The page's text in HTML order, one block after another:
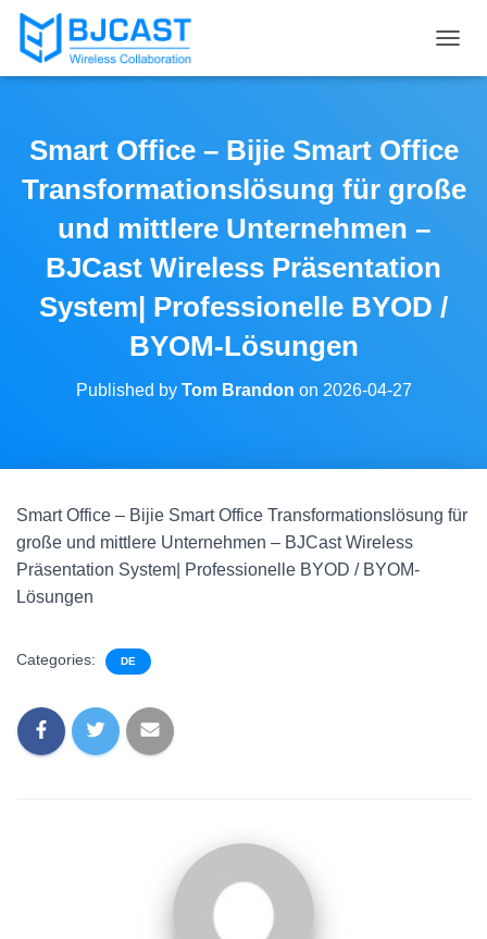
O
E
N
A
T
Smart Office – Bijie Smart Office
Transformationslösung für große
und mittlere Unternehmen –
BJCast Wireless Präsentation
System| Professionelle BYOD /
BYOM-Lösungen
Published by Tom Brandon on 2026-04-27
Smart Office – Bijie Smart Office Transformationslösung für
große und mittlere Unternehmen – BJCast Wireless
Präsentation System| Professionelle BYOD / BYOM-
Lösungen
Categories: DE